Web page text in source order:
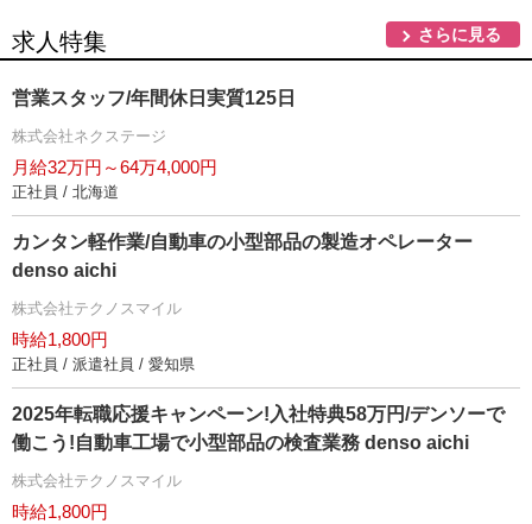
求人特集 さらに見る
営業スタッフ/年間休日実質125日
株式会社ネクステージ
月給32万円～64万4,000円
正社員 / 北海道
カンタン軽作業/自動車の小型部品の製造オペレーター
denso aichi
株式会社テクノスマイル
時給1,800円
正社員 / 派遣社員 / 愛知県
2025年転職応援キャンペーン!入社特典58万円/デンソーで
働こう!自動車工場で小型部品の検査業務 denso aichi
株式会社テクノスマイル
時給1,800円